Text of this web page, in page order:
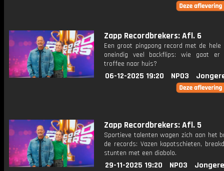
Zapp Recordbrekers: Afl. 6
Een groot pingpong record met de hele
oneindig veel backflips: wie gaat
troffee naar huis?
06-12-2025 19:20 NPO3
Zapp Recordbrekers: Afl. 5
Sportieve talenten wagen zich aan het
de records: Vazen kapotschieten,
stunten met een diabolo.
29-11-2025 19:20 NPO3